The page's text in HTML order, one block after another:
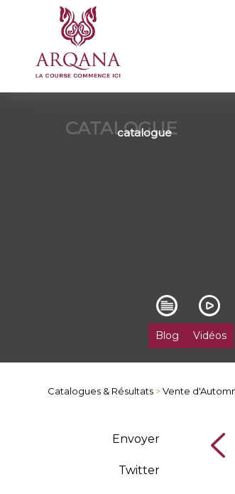
CATALOGUE
catalogue
Blog Vidéos
Catalogues & Résultats >Vente
Envoyer
Twitter